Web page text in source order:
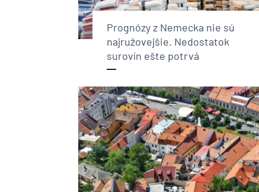
Prognózy z Nemecka nie sú
najružovejšie. Nedostatok
surovín ešte potrvá